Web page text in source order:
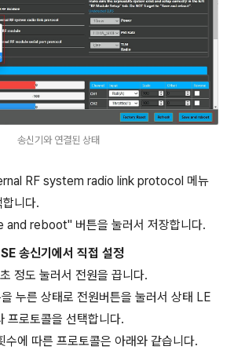
송신기와 연결된 상태
RF system radio link protocol 메뉴
니다.
and reboot" 버튼을 눌러서 저장합니다.
송신기에서 직접 설정
정도 눌러서 전원을 끕니다.
누른 상태로 전원버튼을 눌러서 상태 LE
프로토콜을 선택합니다.
에 따른 프로토콜은 아래와 같습니다.